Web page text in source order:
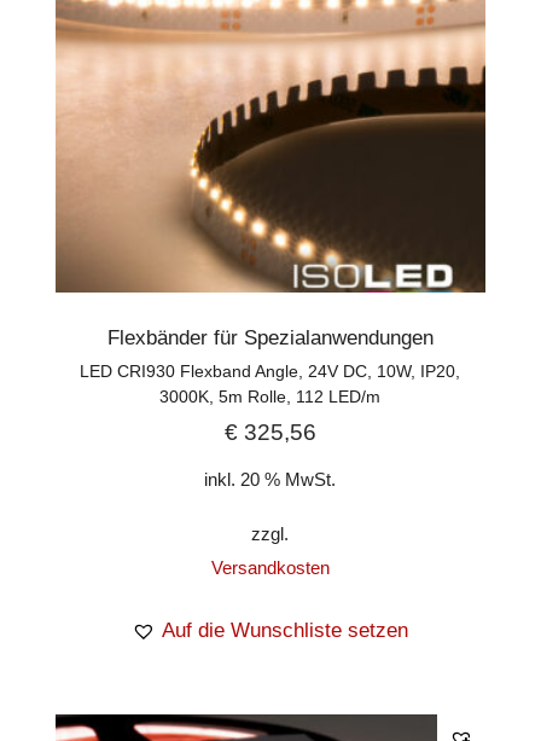
Flexbänder für Spezialanwendungen
LED CRI930 Flexband Angle, 24V DC, 10W, IP20,
3000K, 5m Rolle, 112 LED/m
€325,56
inkl. 20 % MwSt.
zzgl.
Versandkosten
Auf die Wunschliste setzen